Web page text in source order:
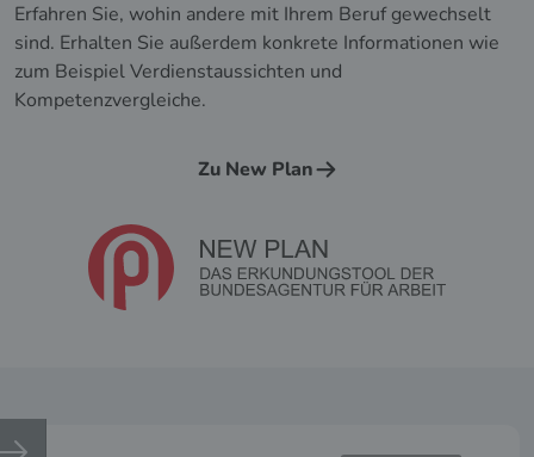
Erfahren Sie, wohin andere mit Ihrem Beruf gewechselt
sind. Erhalten Sie außerdem konkrete Informationen wie
zum Beispiel Verdienstaussichten und
Kompetenzvergleiche.
Zu New Plan